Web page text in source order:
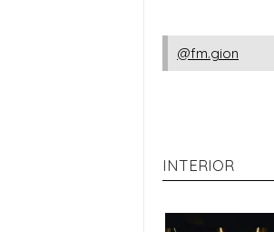
@fm.gion
INTERIOR